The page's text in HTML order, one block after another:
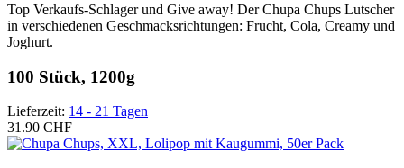
Top Verkaufs-Schlager und Give away! Der Chupa Chups Lutscher
in verschiedenen Geschmacksrichtungen: Frucht, Cola, Creamy und
Joghurt.
100 Stück, 1200g
Lieferzeit: 14 - 21 Tagen
31.90 CHF